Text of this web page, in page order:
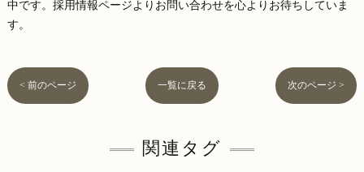
中です。採用情報ページよりお問い合わせを心よりお待ちしていま
す。
< 前のページ 一覧に戻る 次のページ >
関連タグ